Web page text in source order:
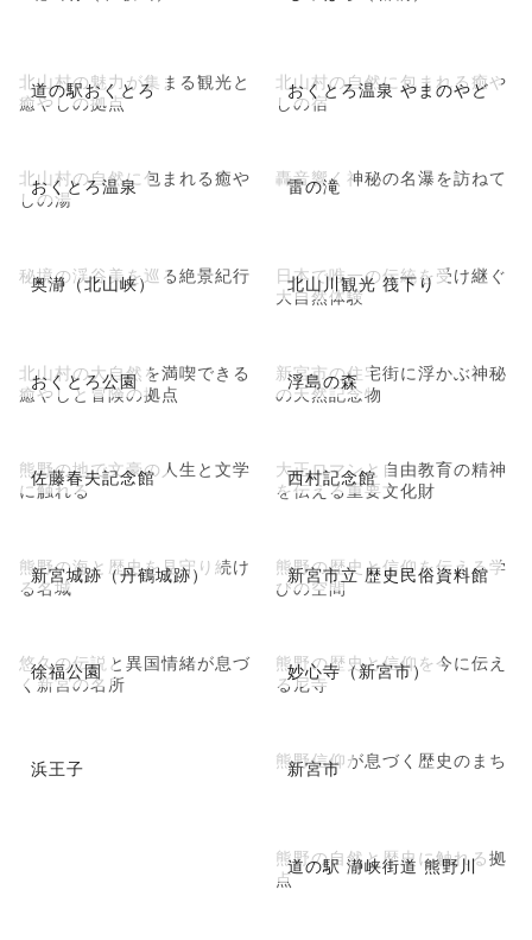
道の駅おくとろ
北山村の魅力が集まる観光と
癒やしの拠点
おくとろ温泉 やまのやど
北山村の自然に包まれる癒や
しの宿
おくとろ温泉
北山村の自然に包まれる癒や
しの湯
雷の滝
轟音響く神秘の名瀑を訪ねて
奥瀞（北山峡）
秘境の渓谷美を巡る絶景紀行 北山川観光 筏下り
日本で唯一の伝統を受け継ぐ
大自然体験
おくとろ公園
北山村の大自然を満喫できる
癒やしと冒険の拠点
浮島の森
新宮市の住宅街に浮かぶ神秘
の天然記念物
佐藤春夫記念館
熊野の地で文豪の人生と文学
に触れる
西村記念館
大正ロマンと自由教育の精神
を伝える重要文化財
新宮城跡（丹鶴城跡）
熊野の海と歴史を見守り続け
る名城
新宮市立 歴史民俗資料館
熊野の歴史と信仰を伝える学
びの空間
徐福公園
悠久の伝説と異国情緒が息づ
く新宮の名所
妙心寺（新宮市）
熊野の歴史と信仰を今に伝え
る尼寺
浜王子 新宮市
熊野信仰が息づく歴史のまち
道の駅 瀞峡街道 熊野川
熊野の自然と歴史に触れる拠
点